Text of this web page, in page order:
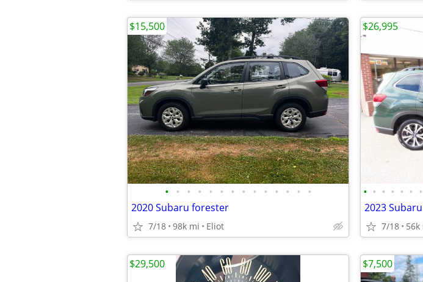
• • • • • • • • • • • • • •
2020 Subaru forester
7/18 98k mi Eliot
$15,500
• • • • • • •
2023
7/18 56k
$26,995
$29,500 $7,500